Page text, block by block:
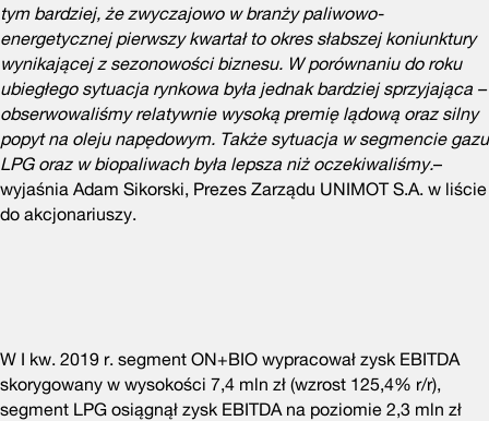
tym bardziej, że zwyczajowo w branży paliwowo-
energetycznej pierwszy kwartał to okres słabszej koniunktury
wynikającej z sezonowości biznesu. W porównaniu do roku
ubiegłego sytuacja rynkowa była jednak bardziej sprzyjająca –
obserwowaliśmy relatywnie wysoką premię lądową oraz silny
popyt na oleju napędowym. Także sytuacja w segmencie gazu
LPG oraz w biopaliwach była lepsza niż oczekiwaliśmy.–
wyjaśnia Adam Sikorski, Prezes Zarządu UNIMOT S.A. w liście
do akcjonariuszy.
W I kw. 2019 r. segment ON+BIO wypracował zysk EBITDA
skorygowany w wysokości 7,4 mln zł (wzrost 125,4% r/r),
segment LPG osiągnął zysk EBITDA na poziomie 2,3 mln zł